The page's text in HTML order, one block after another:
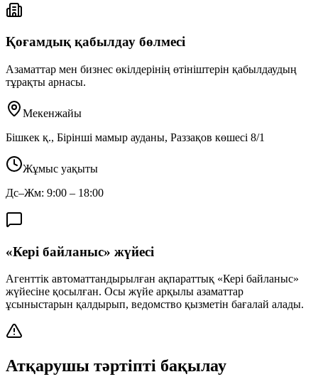
Қоғамдық қабылдау бөлмесі
Азаматтар мен бизнес өкілдерінің өтініштерін қабылдаудың
тұрақты арнасы.
Мекенжайы
Бішкек қ., Бірінші мамыр ауданы, Раззақов көшесі 8/1
Жұмыс уақыты
Дс–Жм: 9:00 – 18:00
«Кері байланыс» жүйесі
Агенттік автоматтандырылған ақпараттық «Кері байланыс»
жүйесіне қосылған. Осы жүйе арқылы азаматтар
ұсыныстарын қалдырып, ведомство қызметін бағалай алады.
Атқарушы тәртіпті бақылау